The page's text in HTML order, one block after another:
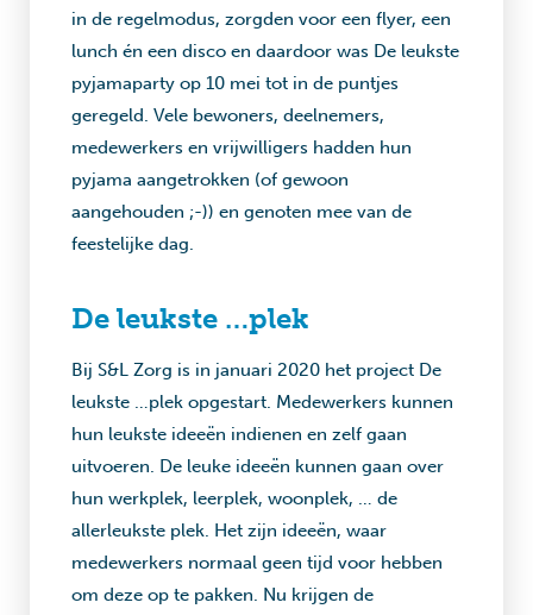
in de regelmodus, zorgden voor een flyer, een
lunch én een disco en daardoor was De leukste
pyjamaparty op 10 mei tot in de puntjes
geregeld. Vele bewoners, deelnemers,
medewerkers en vrijwilligers hadden hun
pyjama aangetrokken (of gewoon
aangehouden ;-)) en genoten mee van de
feestelijke dag.
De leukste …plek
Bij S&L Zorg is in januari 2020 het project De
leukste …plek opgestart. Medewerkers kunnen
hun leukste ideeën indienen en zelf gaan
uitvoeren. De leuke ideeën kunnen gaan over
hun werkplek, leerplek, woonplek, … de
allerleukste plek. Het zijn ideeën, waar
medewerkers normaal geen tijd voor hebben
om deze op te pakken. Nu krijgen de